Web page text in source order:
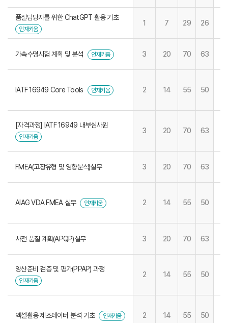
품질담당자를 위한 ChatGPT 활용 기초
인재키움
1 7 29 26
가속수명시험 계획 및 분석 인재키움 3 20 70 63
IATF 16949 Core Tools 인재키움 2 14 55 50
[자격과정] IATF 16949 내부심사원
인재키움
3 20 70 63
FMEA(고장유형 및 영향분석)실무 3 20 70 63
AIAG VDA FMEA 실무 인재키움 2 14 55 50
사전 품질 계획(APQP)실무 3 20 70 63
양산준비 검증 및 평가(PPAP) 과정
인재키움
2 14 55 50
엑셀활용 제조데이터 분석 기초 인재키움 2 14 55 50